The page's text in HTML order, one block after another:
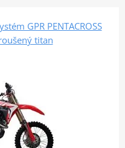
GPR PENTACROSS
titan